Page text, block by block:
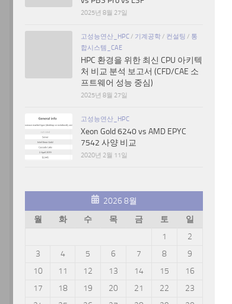
2025년 8월 27일
고성능연산_HPC/ 기계공학/ 컨설팅 / 통
합시스템_CAE
HPC 환경을 위한 최신 CPU 아키텍
처 비교 분석 보고서 (CFD/CAE 소
프트웨어 성능 중심)
2025년 8월 27일
고성능연산_HPC
Xeon Gold 6240 vs AMD EPYC
7542 사양 비교
2020년 2월 11일
2026 8월
월
화 수 목 금 토
일
1
2
3
4 5 6 7 8
9
10
11 12 13 14 15
16
17
18 19 20 21 22
23